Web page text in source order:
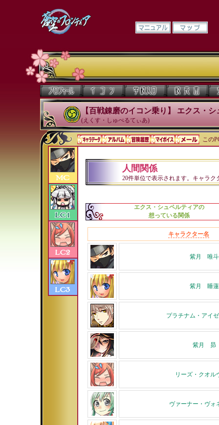
【百戦錬磨のイコン乗り】 エクス・
(えくす・しゅぺるてぃあ)
この
人間関係
20件単位で表示されます。キャラ
エクス・シュペルティアの
想っている関係
キャラクター名
紫月 唯斗
紫月 睡蓮
プラチナム・アイ
紫月 昴
リーズ・クオル
ヴァーナー・ヴォ